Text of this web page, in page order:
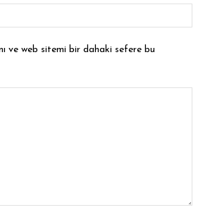
ve web sitemi bir dahaki sefere bu